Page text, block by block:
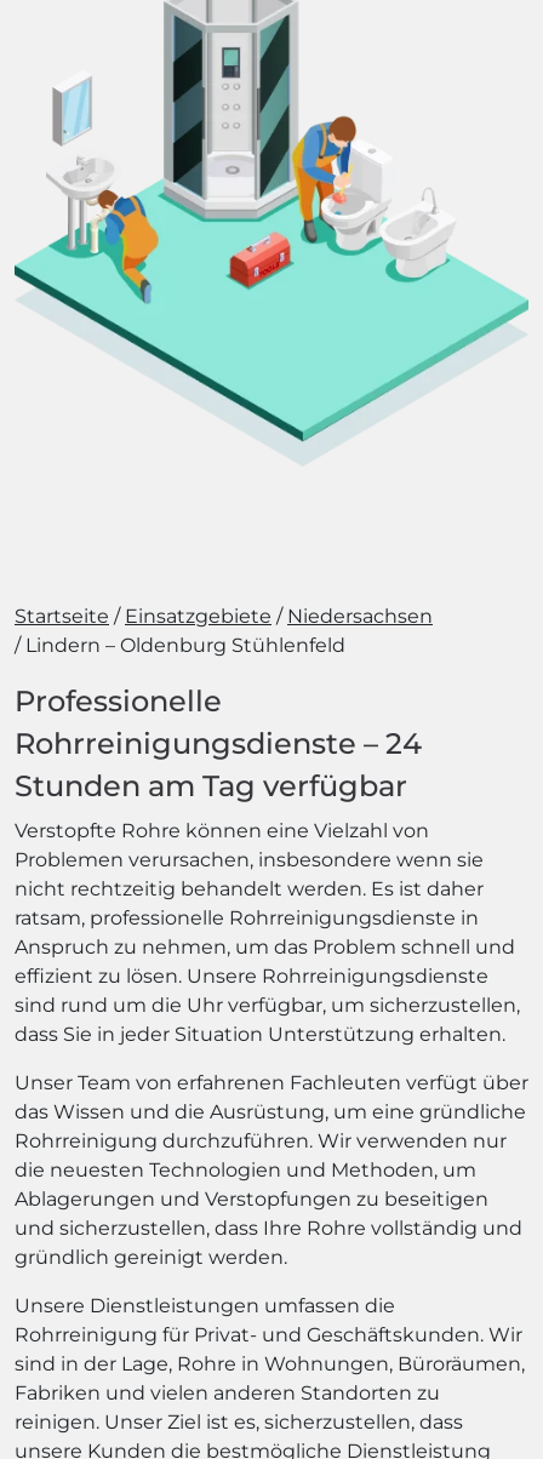
Startseite Einsatzgebiete
Niedersachsen
Lindern – Oldenburg Stühlenfeld
Professionelle
Rohrreinigungsdienste – 24
Stunden am Tag verfügbar
Verstopfte Rohre können eine Vielzahl von
Problemen verursachen, insbesondere wenn sie
nicht rechtzeitig behandelt werden. Es ist daher
ratsam, professionelle Rohrreinigungsdienste in
Anspruch zu nehmen, um das Problem schnell und
effizient zu lösen. Unsere Rohrreinigungsdienste
sind rund um die Uhr verfügbar, um sicherzustellen,
dass Sie in jeder Situation Unterstützung erhalten.
Unser Team von erfahrenen Fachleuten verfügt über
das Wissen und die Ausrüstung, um eine gründliche
Rohrreinigung durchzuführen. Wir verwenden nur
die neuesten Technologien und Methoden, um
Ablagerungen und Verstopfungen zu beseitigen
und sicherzustellen, dass Ihre Rohre vollständig und
gründlich gereinigt werden.
Unsere Dienstleistungen umfassen die
Rohrreinigung für Privat- und Geschäftskunden. Wir
sind in der Lage, Rohre in Wohnungen, Büroräumen,
Fabriken und vielen anderen Standorten zu
reinigen. Unser Ziel ist es, sicherzustellen, dass
unsere Kunden die bestmögliche Dienstleistung